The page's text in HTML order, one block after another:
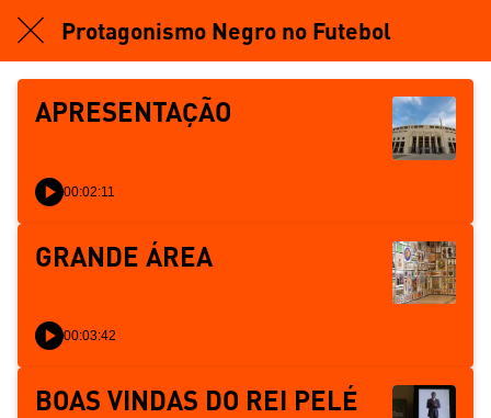
Protagonismo Negro no Futebol
APRESENTAÇÃO
00:02:11
GRANDE ÁREA
00:03:42
BOAS VINDAS DO REI PELÉ